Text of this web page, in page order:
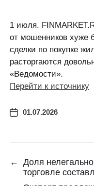
1 июля.
от мошенников хуже
сделки по покупке
расторгаются
«Ведомости».
Перейти к источнику
01.07.2026
←
Доля
торговле